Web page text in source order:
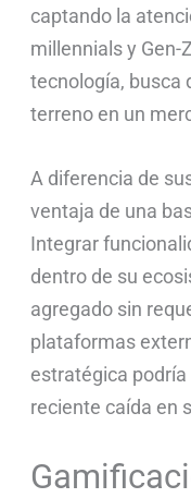
captando la
millennials y Gen-
tecnología, busca
terreno en un
A diferencia de
ventaja de una
Integrar
dentro de su
agregado sin
plataformas
estratégica
reciente caída en